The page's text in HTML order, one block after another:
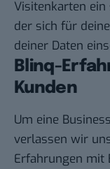
Visitenkarten
der sich für
deiner Daten
Blinq-
Kunden
Um eine
verlassen wir
Erfahrungen mit